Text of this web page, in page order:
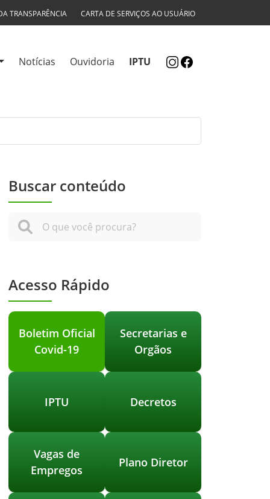
TRANSPARÊNCIA CARTA DE SERVIÇOS AO USUÁRIO
Notícias Ouvidoria IPTU
Buscar conteúdo
Acesso Rápido
Boletim Oficial
Covid-19
Secretarias e
Orgãos
IPTU Decretos
Vagas de
Empregos
Plano Diretor